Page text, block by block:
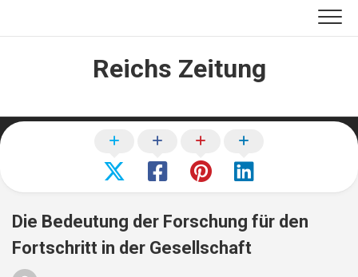
Reichs Zeitung
Die Bedeutung der Forschung für den
Fortschritt in der Gesellschaft